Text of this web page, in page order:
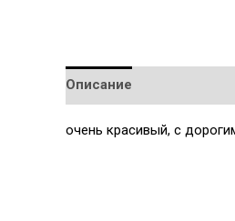
Описание
очень красивый, с